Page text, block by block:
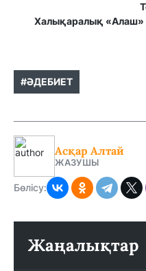
Халықаралық «Алаш»
#ӘДЕБИЕТ
Асқар Алтай
ЖАЗУШЫ
Бөлісу:
Жаңалықтар